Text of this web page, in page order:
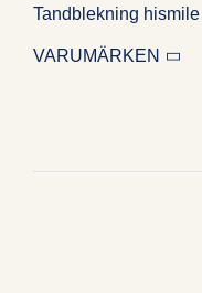
Tandblekning hismile
VARUMÄRKEN